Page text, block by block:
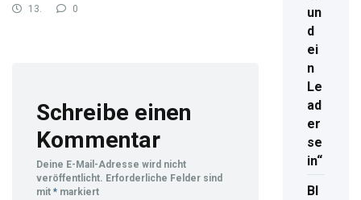
13.
0
Schreibe einen
Kommentar
Deine E-Mail-Adresse wird nicht
veröffentlicht. Erforderliche Felder sind
mit * markiert
un
d
ei
n
Le
ad
er
se
in“
Bl